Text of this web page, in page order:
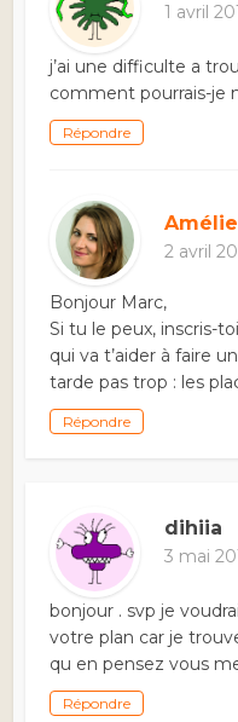
1 avril
j’ai une difficulte a
comment pourrais-je
Répondre
2 avril
Bonjour Marc,
Si tu le peux, inscris-
qui va t’aider à faire
tarde pas trop : les
Répondre
dihiia
3 mai
bonjour . svp je
votre plan car je
qu en pensez vous
Répondre